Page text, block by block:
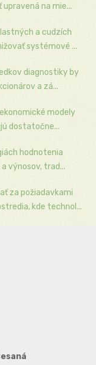
na mie...
a cudzích
systémové ...
diagnostiky by
a zá...
modely
dostatočne...
hodnotenia
výnosov, trad...
za požiadavkami
kde technol...